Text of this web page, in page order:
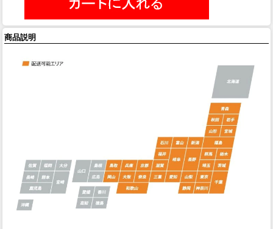
商品説明